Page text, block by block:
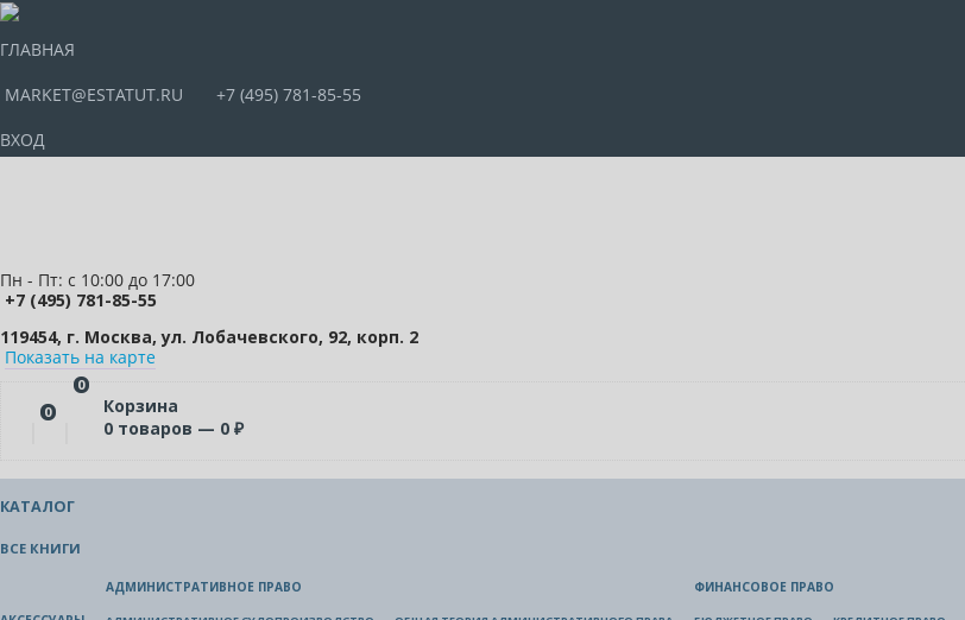
ГЛАВНАЯ
MARKET@ESTATUT.RU
+7 (495) 781-85-55
ВХОД
Пн - Пт: с 10:00 до 17:00
+7 (495) 781-85-55
119454, г. Москва, ул. Лобачевского, 92, корп. 2
Показать на карте
0
0
Корзина
0 товаров — 0 ₽
КАТАЛОГ
ВСЕ КНИГИ
АДМИНИСТРАТИВНОЕ ПРАВО ФИНАНСОВОЕ ПРАВО